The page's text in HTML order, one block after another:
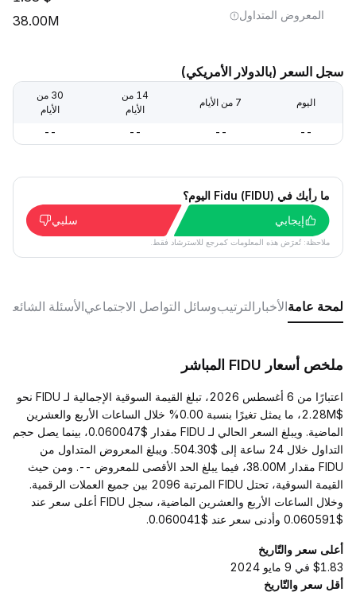
المعروض المتداول 38.00M
سجل السعر (بالدولار الأمريكي)
اليوم 7 من الأيام
14 من
الأيام
30 من
الأيام
--
--
--
--
ما رأيك في Fidu (FIDU) اليوم؟
إيجابي
سلبي
ملاحظة: تُعرَض هذه المعلومات كمرجع للاسترشاد فقط.
لمحة عامةالأخبار الترتيبوسائل التواصل الاجتماعيالأسئلة الشائعة
ملخص أسعار FIDU المباشر
اعتبارًا من 6 أغسطس 2026، تبلغ القيمة السوقية الإجمالية لـ FIDU نحو
$2.28M، ما يمثل تغيرًا بنسبة 0.00% خلال الساعات الأربع والعشرين
الماضية. ويبلغ السعر الحالي لـ FIDU مقدار $0.060047، بينما يصل حجم
التداول خلال 24 ساعة إلى $504.30. ويبلغ المعروض المتداول من
FIDU مقدار 38.00M، فيما يبلغ الحد الأقصى للمعروض --. ومن حيث
القيمة السوقية، تحتل FIDU المرتبة 2096 بين جميع العملات الرقمية.
وخلال الساعات الأربع والعشرين الماضية، سجل FIDU أعلى سعر عند
$0.060591 وأدنى سعر عند $0.060041.
أعلى سعر والتّاريخ
$1.83 في 9 مايو 2024
أقل سعر والتّاريخ